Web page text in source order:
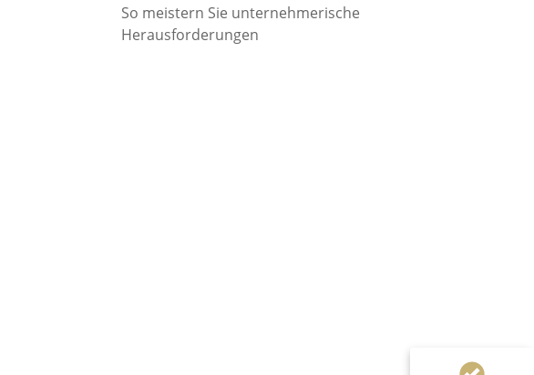
So meistern Sie unternehmerische
Herausforderungen
Bewertungen auf